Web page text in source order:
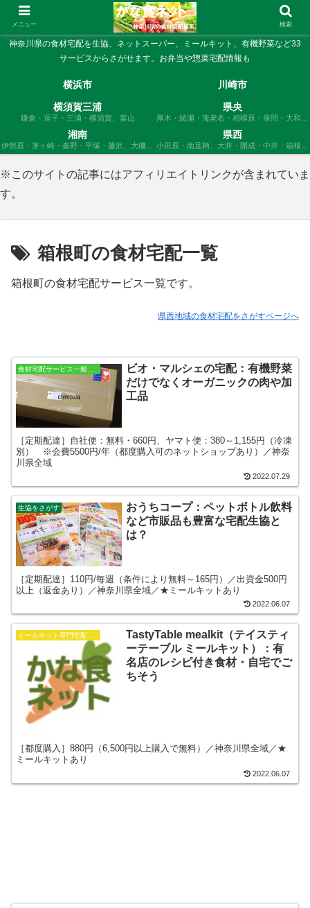
神奈川県の食材宅配を生協、ネットスーパー、ミールキット、有機野菜など33
サービスからさがせます。お弁当や惣菜宅配情報も
横浜市
川崎市
横須賀三浦
鎌倉・逗子・三浦・横須賀、葉山
県央
厚木・綾瀬・海老名・相模原・座間・大和、
愛川、清川
湘南
伊勢原・茅ヶ崎・秦野・平塚・藤沢、大磯・
寒川・二宮
県西
小田原・南足柄、大井・開成・中井・箱根・
松田・真鶴・山北・湯河原
※このサイトの記事にはアフィリエイトリンクが含まれていま
す。
箱根町の食材宅配一覧
箱根町の食材宅配サービス一覧です。
県西地域の食材宅配をさがすページへ
食材宅配サービス一般をさがす
ビオ・マルシェの宅配：有機野菜
だけでなくオーガニックの肉や加
工品
［定期配達］自社便：無料・660円、ヤマト便：380～1,155円（冷凍
別） ※会費5500円/年（都度購入可のネットショップあり）／神奈
川県全域
2022.07.29
生協をさがす
おうちコープ：ペットボトル飲料
など市販品も豊富な宅配生協と
は？
［定期配達］110円/毎週（条件により無料～165円）／出資金500円
以上（返金あり）／神奈川県全域／★ミールキットあり
2022.06.07
TastyTable mealkit（テイスティ
ーテーブル ミールキット）：有
名店のレシピ付き食材・自宅でご
ちそう
［都度購入］880円（6,500円以上購入で無料）／神奈川県全域／★
ミールキットあり
2022.06.07
メニュー 検索